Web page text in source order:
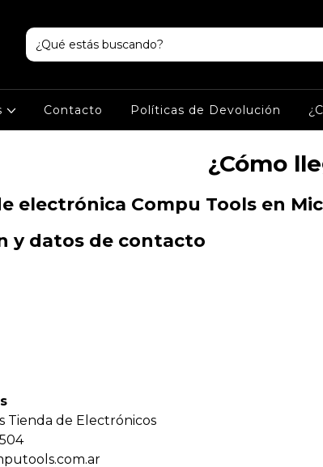
Contacto Políticas de Devolución
¿Cómo
electrónica Compu Tools en
y datos de contacto
Tienda de Electrónicos